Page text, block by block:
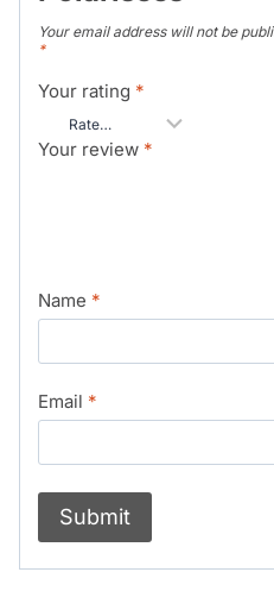
Your email address will not be
*
Your rating *
Your review *
Name *
Email *